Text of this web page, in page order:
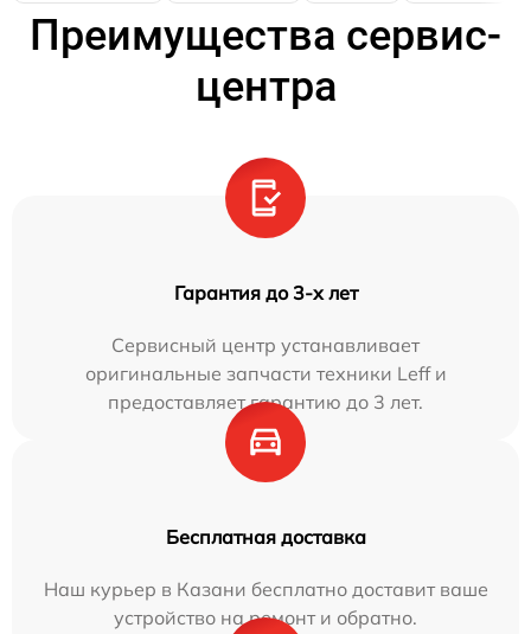
Преимущества сервис-
центра
Гарантия до 3-х лет
Сервисный центр устанавливает
оригинальные запчасти техники Leff и
предоставляет гарантию до 3 лет.
Бесплатная доставка
Наш курьер в Казани бесплатно доставит ваше
устройство на ремонт и обратно.